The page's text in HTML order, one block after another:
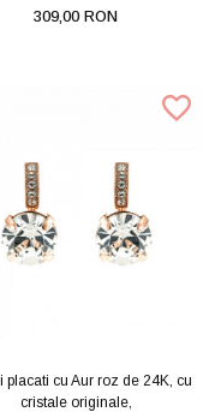
309,00 RON
placati cu Aur roz de 24K, cu
cristale originale,